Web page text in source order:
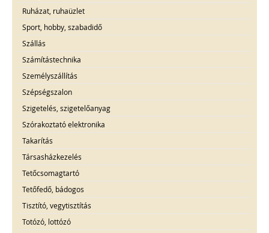
Ruházat, ruhaüzlet
Sport, hobby, szabadidő
Szállás
Számítástechnika
Személyszállítás
Szépségszalon
Szigetelés, szigetelőanyag
Szórakoztató elektronika
Takarítás
Társasházkezelés
Tetőcsomagtartó
Tetőfedő, bádogos
Tisztító, vegytisztítás
Totózó, lottózó